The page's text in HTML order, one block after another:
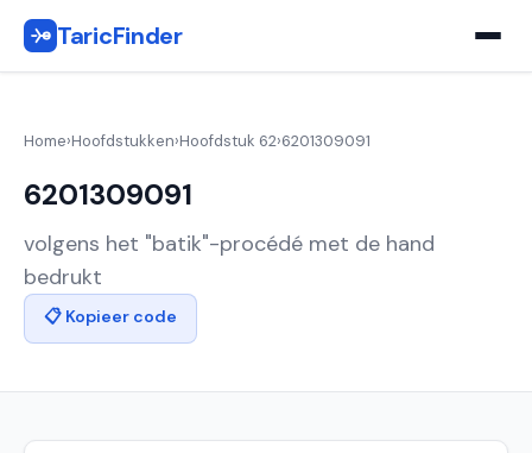
TaricFinder
Home›Hoofdstukken›Hoofdstuk 62›6201309091
6201309091
volgens het "batik"-procédé met de hand
bedrukt
📋 Kopieer code